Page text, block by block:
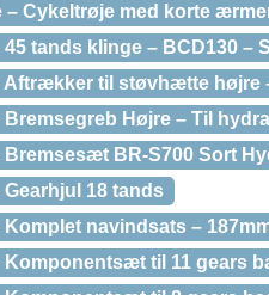
Cykeltrøje med korte
tands klinge – BCD130 –
Aftrækker til støvhætte højre
Højre – Til
Bremsesæt BR-S700 Sort
18 tands
navindsats –
til 11 gears